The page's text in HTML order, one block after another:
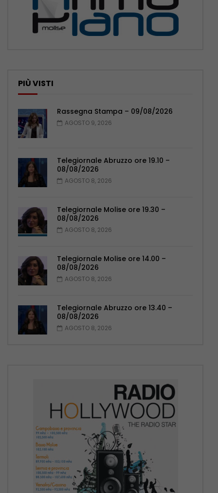
PIÙ VISTI
Rassegna Stampa – 09/08/2026
AGOSTO 9, 2026
Telegiornale Abruzzo ore 19.10 –
08/08/2026
AGOSTO 8, 2026
Telegiornale Molise ore 19.30 –
08/08/2026
AGOSTO 8, 2026
Telegiornale Molise ore 14.00 –
08/08/2026
AGOSTO 8, 2026
Telegiornale Abruzzo ore 13.40 –
08/08/2026
AGOSTO 8, 2026